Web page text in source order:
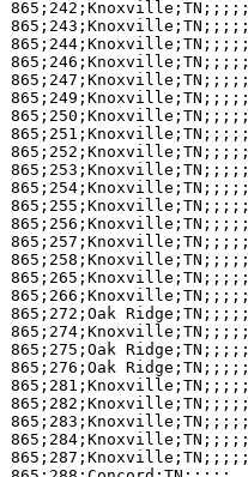
865;242;Knoxville;TN;;;;;
865;243;Knoxville;TN;;;;;
865;244;Knoxville;TN;;;;;
865;246;Knoxville;TN;;;;;
865;247;Knoxville;TN;;;;;
865;249;Knoxville;TN;;;;;
865;250;Knoxville;TN;;;;;
865;251;Knoxville;TN;;;;;
865;252;Knoxville;TN;;;;;
865;253;Knoxville;TN;;;;;
865;254;Knoxville;TN;;;;;
865;255;Knoxville;TN;;;;;
865;256;Knoxville;TN;;;;;
865;257;Knoxville;TN;;;;;
865;258;Knoxville;TN;;;;;
865;265;Knoxville;TN;;;;;
865;266;Knoxville;TN;;;;;
865;272;Oak Ridge;TN;;;;;
865;274;Knoxville;TN;;;;;
865;275;Oak Ridge;TN;;;;;
865;276;Oak Ridge;TN;;;;;
865;281;Knoxville;TN;;;;;
865;282;Knoxville;TN;;;;;
865;283;Knoxville;TN;;;;;
865;284;Knoxville;TN;;;;;
865;287;Knoxville;TN;;;;;